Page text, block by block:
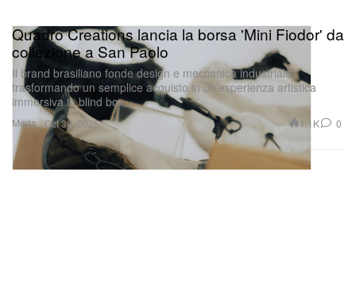
Moda
Quadro Creations lancia la borsa 'Mini Fiodor' da
collezione a San Paolo
Il brand brasiliano fonde design e meccanica industriale,
trasformando un semplice acquisto in un’esperienza artistica
immersiva in blind box.
Oct 30, 2025 1.1K 0